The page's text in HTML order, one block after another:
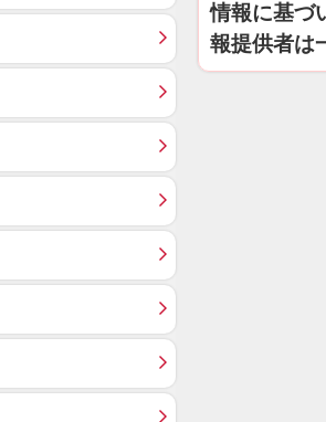
情報に基づ
報提供者は